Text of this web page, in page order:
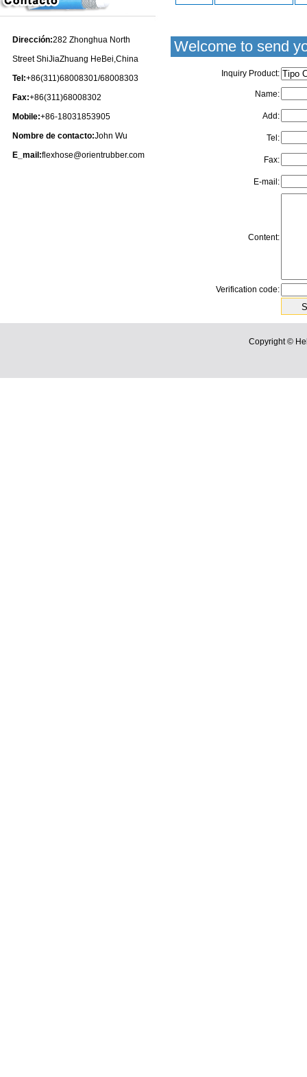
Dirección:282 Zhonghua North
Street ShiJiaZhuang HeBei,China
Tel:+86(311)68008301/68008303
Fax:+86(311)68008302
Mobile:+86-18031853905
Nombre de contacto:John Wu
E_mail:flexhose@orientrubber.com
Welcome to send
Inquiry Product:
Name:
Add:
Tel:
Fax:
E-mail:
Content:
Verification code:
Copyright ©